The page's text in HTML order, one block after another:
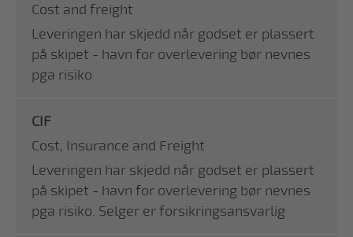
Cost and freight
Leveringen har skjedd når godset er plassert
på skipet - havn for overlevering bør nevnes
pga risiko
CIF
Cost, Insurance and Freight
Leveringen har skjedd når godset er plassert
på skipet - havn for overlevering bør nevnes
pga risiko. Selger er forsikringsansvarlig